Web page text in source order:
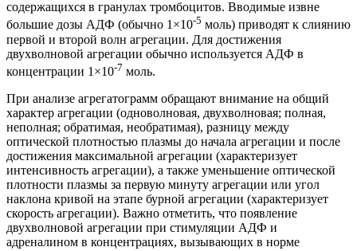
содержащихся в гранулах тромбоцитов. Вводимые извне
большие дозы АДФ (обычно 1×10-5 моль) приводят к слиянию
первой и второй волн агрегации. Для достижения
двухволновой агрегации обычно используется АДФ в
концентрации 1×10-7 моль.
При анализе агрегатограмм обращают внимание на общий
характер агрегации (одноволновая, двухволновая; полная,
неполная; обратимая, необратимая), разницу между
оптической плотностью плазмы до начала агрегации и после
достижения максимальной агрегации (характеризует
интенсивность агрегации), а также уменьшение оптической
плотности плазмы за первую минуту агрегации или угол
наклона кривой на этапе бурной агрегации (характеризует
скорость агрегации). Важно отметить, что появление
двухволновой агрегации при стимуляции АДФ и
адреналином в концентрациях, вызывающих в норме